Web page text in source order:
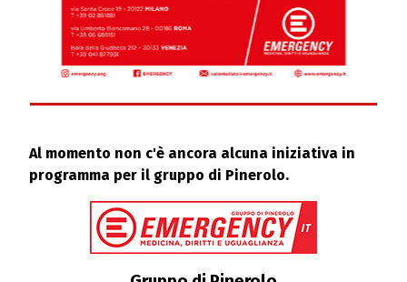
Al momento non c'è ancora alcuna iniziativa in
programma per il gruppo di Pinerolo.